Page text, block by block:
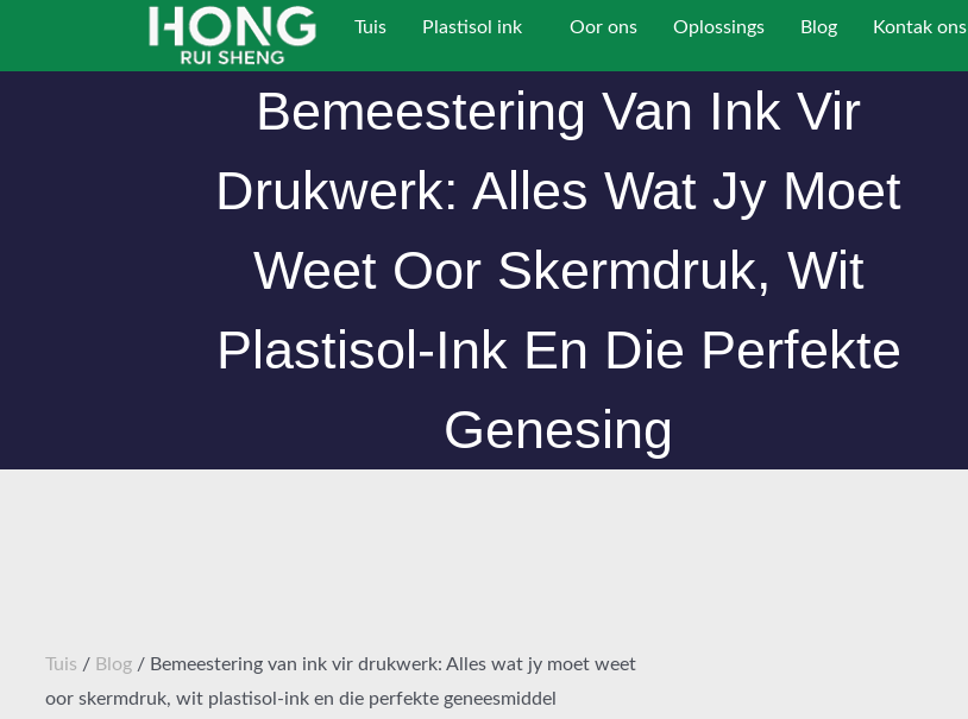
Tuis Plastisol ink Oor ons Oplossings Blog Kontak ons
Bemeestering Van Ink Vir
Drukwerk: Alles Wat Jy Moet
Weet Oor Skermdruk, Wit
Plastisol-Ink En Die Perfekte
Genesing
Tuis / Blog/ Bemeestering van ink vir drukwerk: Alles wat jy moet weet
oor skermdruk, wit plastisol-ink en die perfekte geneesmiddel